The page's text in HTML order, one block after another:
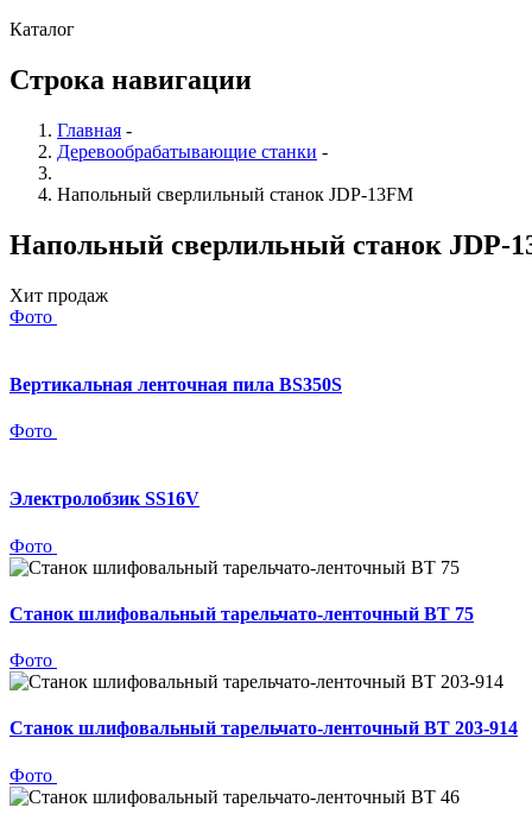
Каталог
Строка навигации
Главная -
Деревообрабатывающие станки -
Напольный сверлильный станок JDP-13FM
Напольный сверлильный станок JDP-
Хит продаж
Фото
Вертикальная ленточная пила BS350S
Фото
Электролобзик SS16V
Фото
Станок шлифовальный тарельчато-ленточный BT 75
Фото
Станок шлифовальный тарельчато-ленточный BT 203-914
Фото